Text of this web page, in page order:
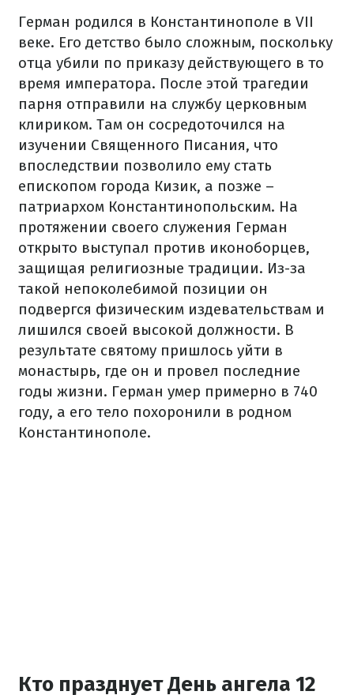
Герман родился в Константинополе в VII
веке. Его детство было сложным, поскольку
отца убили по приказу действующего в то
время императора. После этой трагедии
парня отправили на службу церковным
клириком. Там он сосредоточился на
изучении Священного Писания, что
впоследствии позволило ему стать
епископом города Кизик, а позже –
патриархом Константинопольским. На
протяжении своего служения Герман
открыто выступал против иконоборцев,
защищая религиозные традиции. Из-за
такой непоколебимой позиции он
подвергся физическим издевательствам и
лишился своей высокой должности. В
результате святому пришлось уйти в
монастырь, где он и провел последние
годы жизни. Герман умер примерно в 740
году, а его тело похоронили в родном
Константинополе.
Кто празднует День ангела 12